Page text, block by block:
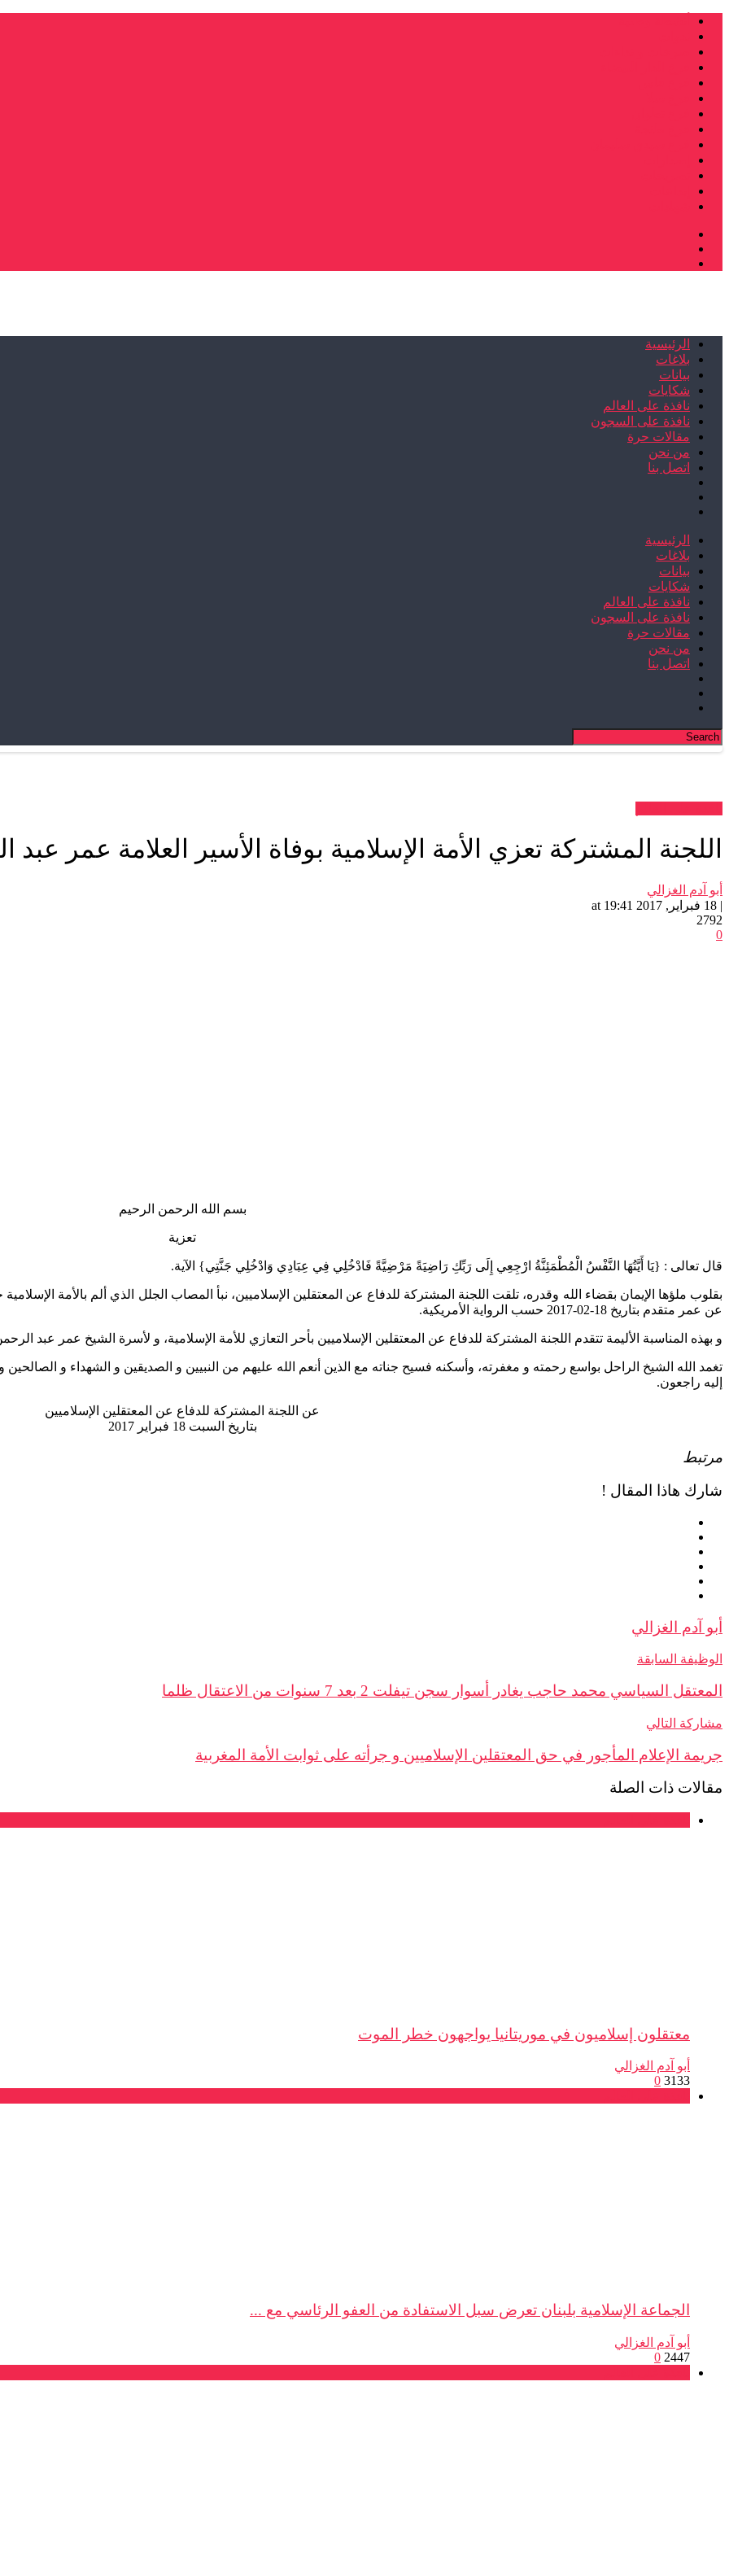
الرئيسية
بلاغات
بيانات
شكايات
نافذة على العالم
نافذة على السجون
مقالات حرة
من نحن
اتصل بنا
الرئيسية
بلاغات
بيانات
شكايات
نافذة على العالم
نافذة على السجون
مقالات حرة
من نحن
اتصل بنا
اللجنة المشتركة تعزي الأمة الإسلامية بوفاة الأسير العلامة عمر عبد
أبو آدم الغزالي
| 18 فبراير, 2017 at 19:41
2792
0
بسم الله الرحمن الرحيم
تعزية
قال تعالى : {يَا أَيَّتُهَا النَّفْسُ الْمُطْمَئِنَّةُ ارْجِعِي إِلَى رَبِّكِ رَاضِيَةً مَرْضِيَّةً فَادْخُلِي فِي عِبَادِي وَادْخُلِي جَنَّتِي} الآية.
بقلوب ملؤها الإيمان بقضاء الله وقدره، تلقت اللجنة المشتركة للدفاع عن المعتقلين الإسلاميين، نبأ المصاب الجلل الذي ألم بالأمة
عن عمر متقدم بتاريخ 18-02-2017 حسب الرواية الأمريكية.
و بهذه المناسبة الأليمة تتقدم اللجنة المشتركة للدفاع عن المعتقلين الإسلاميين بأحر التعازي للأمة الإسلامية، و لأسرة الشيخ عمر عبد
تغمد الله الشيخ الراحل بواسع رحمته و مغفرته، وأسكنه فسيح جناته مع الذين أنعم الله عليهم من النبيين و الصديقين و الشهداء و الصالحين
إليه راجعون.
عن اللجنة المشتركة للدفاع عن المعتقلين الإسلاميين
بتاريخ السبت 18 فبراير 2017
مرتبط
شارك هاذا المقال !
أبو آدم الغزالي
الوظيفة السابقة
المعتقل السياسي محمد حاجب يغادر أسوار سجن تيفلت 2 بعد 7 سنوات من الاعتقال ظلما
مشاركة التالي
جريمة الإعلام المأجور في حق المعتقلين الإسلاميين و جرأته على ثوابت الأمة المغربية
مقالات ذات الصلة
معتقلون إسلاميون في موريتانيا يواجهون خطر الموت
أبو آدم الغزالي
3133
0
الجماعة الإسلامية بلبنان تعرض سبل الاستفادة من العفو الرئاسي مع ...
أبو آدم الغزالي
2447
0